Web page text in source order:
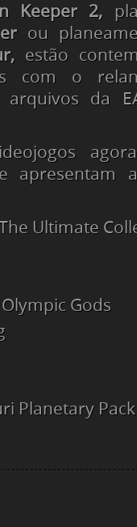
Keeper 2,
ou
estão
com o
arquivos da
apresentam
Ultimate
Gods
Planetary Pack